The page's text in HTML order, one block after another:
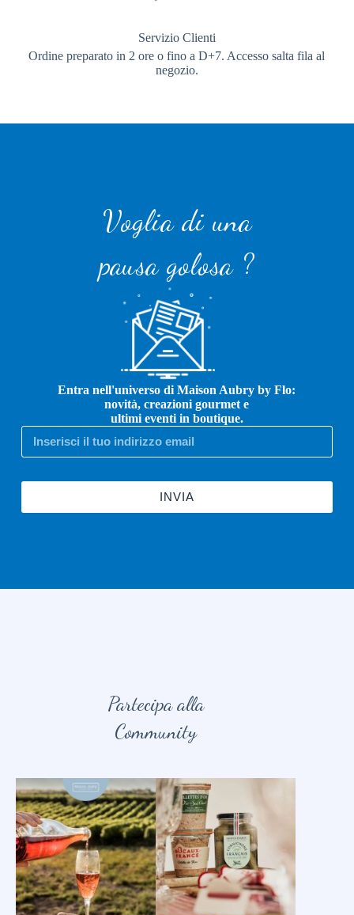
Servizio Clienti
Ordine preparato in 2 ore o fino a D+7. Accesso salta fila al
negozio.
Voglia di una
pausa golosa ?
Entra nell'universo di Maison Aubry by Flo:
novità, creazioni gourmet e
ultimi eventi in boutique.
INVIA
Partecipa alla
Community